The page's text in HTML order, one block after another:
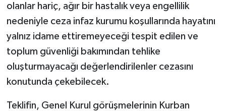
olanlar hariç, ağır bir hastalık veya engellilik
nedeniyle ceza infaz kurumu koşullarında hayatını
yalnız idame ettiremeyeceği tespit edilen ve
toplum güvenliği bakımından tehlike
oluşturmayacağı değerlendirilenler cezasını
konutunda çekebilecek.
Teklifin, Genel Kurul görüşmelerinin Kurban